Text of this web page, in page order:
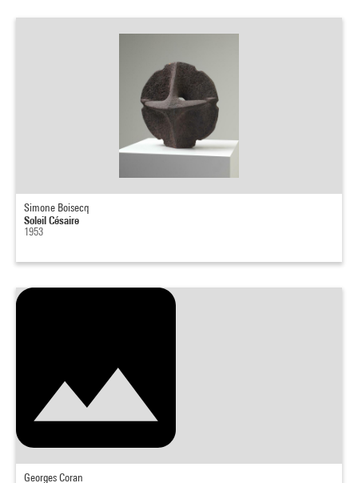
Simone Boisecq
Soleil Césaire
1953
Georges Coran